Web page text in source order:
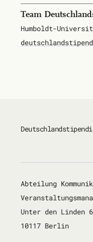
Team
Humboldt-
Abteilung
Unter den Linden 6
10117 Berlin